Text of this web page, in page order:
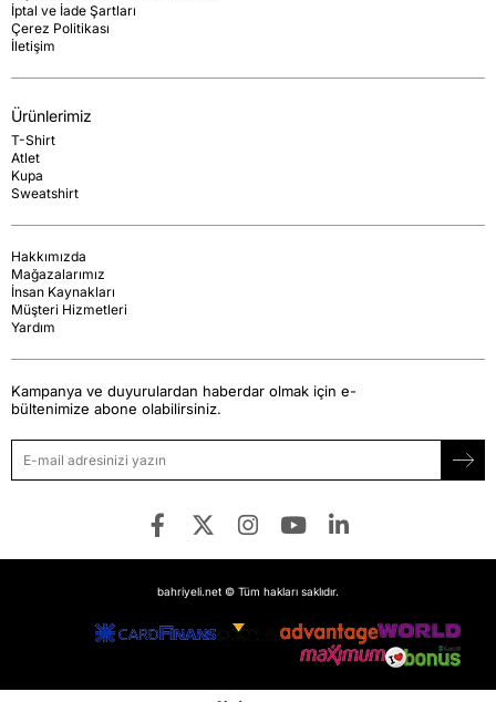
İptal ve İade Şartları
Çerez Politikası
İletişim
Ürünlerimiz
T-Shirt
Atlet
Kupa
Sweatshirt
Hakkımızda
Mağazalarımız
İnsan Kaynakları
Müşteri Hizmetleri
Yardım
Kampanya ve duyurulardan haberdar olmak için e-
bültenimize abone olabilirsiniz.
bahriyeli.net © Tüm hakları saklıdır.